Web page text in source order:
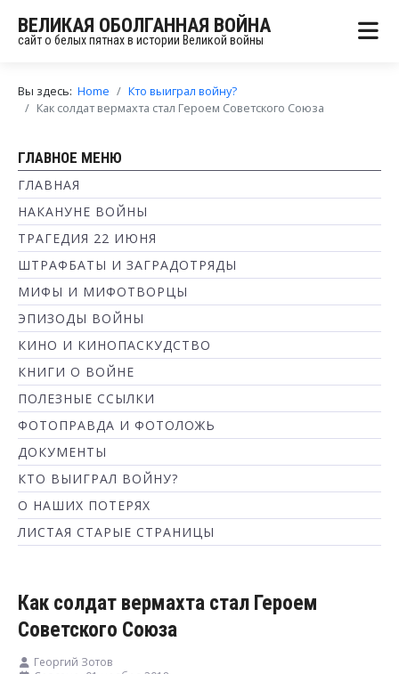
ВЕЛИКАЯ ОБОЛГАННАЯ ВОЙНА
сайт о белых пятнах в истории Великой войны
Вы здесь: Home
Кто выиграл войну?
Как солдат вермахта стал Героем Советского Союза
ГЛАВНОЕ МЕНЮ
ГЛАВНАЯ
НАКАНУНЕ ВОЙНЫ
ТРАГЕДИЯ 22 ИЮНЯ
ШТРАФБАТЫ И ЗАГРАДОТРЯДЫ
МИФЫ И МИФОТВОРЦЫ
ЭПИЗОДЫ ВОЙНЫ
КИНО И КИНОПАСКУДСТВО
КНИГИ О ВОЙНЕ
ПОЛЕЗНЫЕ ССЫЛКИ
ФОТОПРАВДА И ФОТОЛОЖЬ
ДОКУМЕНТЫ
КТО ВЫИГРАЛ ВОЙНУ?
О НАШИХ ПОТЕРЯХ
ЛИСТАЯ СТАРЫЕ СТРАНИЦЫ
Как солдат вермахта стал Героем
Советского Союза
Георгий Зотов